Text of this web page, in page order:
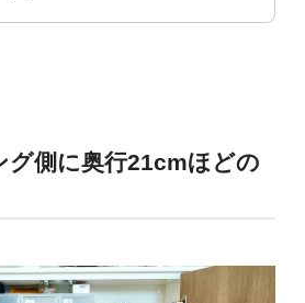
グ側に奥行21cmほどの